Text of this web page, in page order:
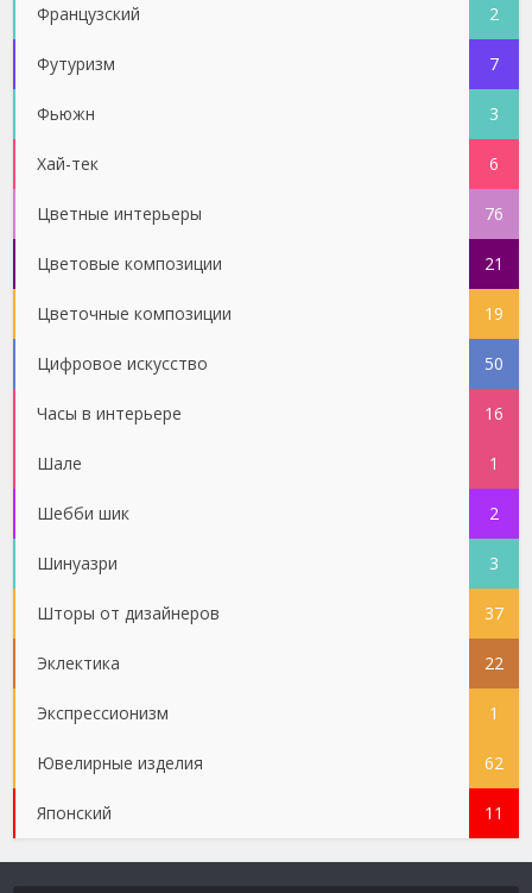
Французский 2
Футуризм 7
Фьюжн 3
Хай-тек 6
Цветные интерьеры 76
Цветовые композиции 21
Цветочные композиции 19
Цифровое искусство 50
Часы в интерьере 16
Шале 1
Шебби шик 2
Шинуазри 3
Шторы от дизайнеров 37
Эклектика 22
Экспрессионизм 1
Ювелирные изделия 62
Японский 11